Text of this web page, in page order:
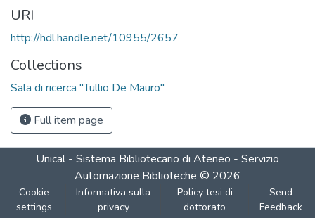
URI
http://hdl.handle.net/10955/2657
Collections
Sala di ricerca "Tullio De Mauro"
Full item page
Unical - Sistema Bibliotecario di Ateneo - Servizio
Automazione Biblioteche © 2026
Cookie
settings
Informativa sulla
privacy
Policy tesi di
dottorato
Send
Feedback